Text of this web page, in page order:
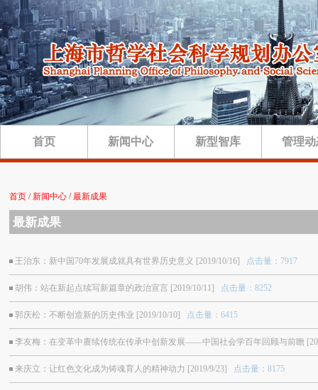
首页 新闻中心 新型智库 管理
首页 / 新闻中心 / 最新成果
最新成果
王治东：新中国70年发展成就具有世界历史意义 [2019/10/16] 点击量：7917
胡伟：站在新起点续写新篇章的政治宣言 [2019/10/11] 点击量：8252
郭庆松：不断创造新的历史伟业 [2019/10/10] 点击量：6415
李友梅：在变革中赓续传统在传承中创新发展——中国社会学百年回顾与前瞻
来庆立：让红色文化成为铸魂育人的精神动力 [2019/9/23] 点击量：8175